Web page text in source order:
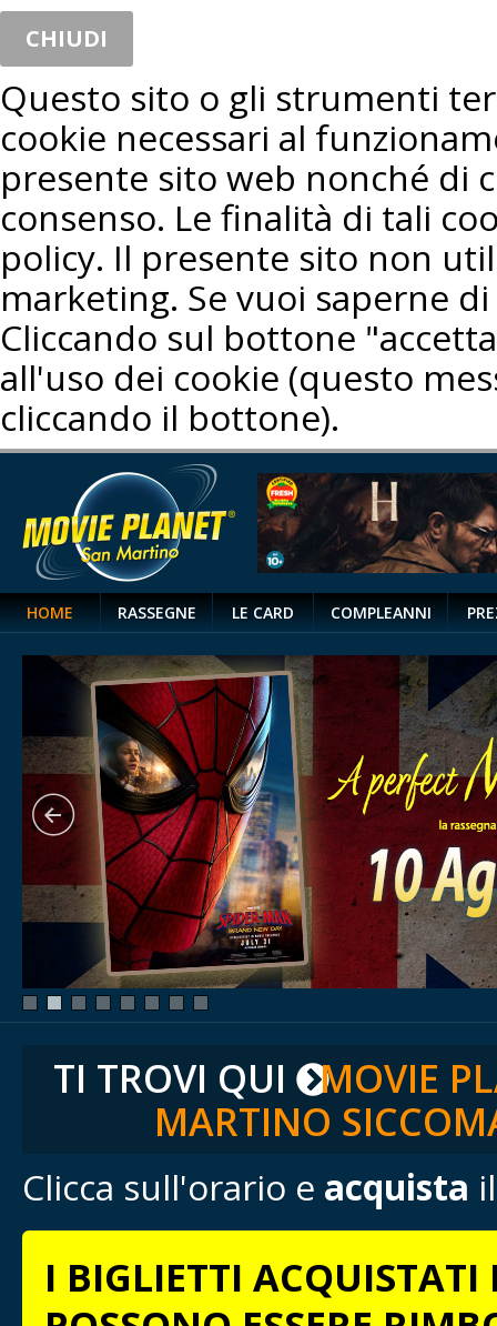
CHIUDI
Questo sito o gli strumenti
cookie necessari al
presente sito web nonché di
consenso. Le finalità di tali
policy. Il presente sito non
marketing. Se vuoi saperne
Cliccando sul bottone
all'uso dei cookie (questo
cliccando il bottone).
HOME RASSEGNE LE CARD COMPLEANNI
TI TROVI QUI
MOVIE
MARTINO
Clicca sull'orario e acquista
I BIGLIETTI